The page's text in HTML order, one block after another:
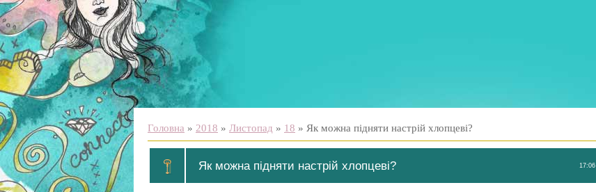
Головна » 2018 » Листопад » 18 » Як можна підняти настрій хлопцеві?
17:06
Як можна підняти настрій хлопцеві?